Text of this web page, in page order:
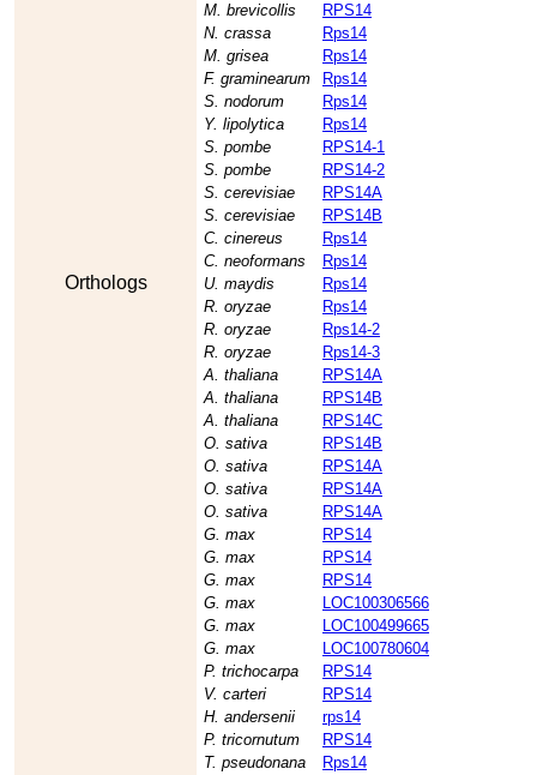
Orthologs
M. brevicollis
RPS14
N. crassa
Rps14
M. grisea
Rps14
F. graminearum
Rps14
S. nodorum
Rps14
Y. lipolytica
Rps14
S. pombe
RPS14-1
S. pombe
RPS14-2
S. cerevisiae
RPS14A
S. cerevisiae
RPS14B
C. cinereus
Rps14
C. neoformans
Rps14
U. maydis
Rps14
R. oryzae
Rps14
R. oryzae
Rps14-2
R. oryzae
Rps14-3
A. thaliana
RPS14A
A. thaliana
RPS14B
A. thaliana
RPS14C
O. sativa
RPS14B
O. sativa
RPS14A
O. sativa
RPS14A
O. sativa
RPS14A
G. max
RPS14
G. max
RPS14
G. max
RPS14
G. max
LOC100306566
G. max
LOC100499665
G. max
LOC100780604
P. trichocarpa
RPS14
V. carteri
RPS14
H. andersenii
rps14
P. tricornutum
RPS14
T. pseudonana
Rps14